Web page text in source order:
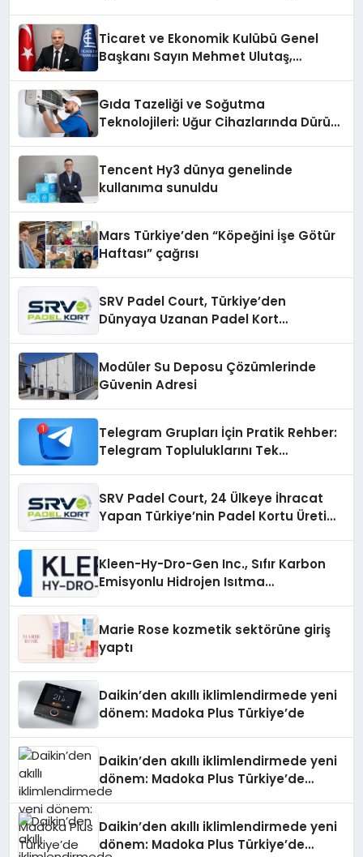
Ticaret ve Ekonomik Kulübü Genel
Başkanı Sayın Mehmet Ulutaş,
Gıda Tazeliği ve Soğutma
Teknolojileri: Uğur Cihazlarında Dürüst
Tencent Hy3 dünya genelinde
kullanıma sunuldu
Mars Türkiye’den “Köpeğini İşe Götür
Haftası” çağrısı
SRV Padel Court, Türkiye’den
Dünyaya Uzanan Padel Kort
Modüler Su Deposu Çözümlerinde
Güvenin Adresi
Telegram Grupları İçin Pratik Rehber:
Telegram Topluluklarını Tek
SRV Padel Court, 24 Ülkeye İhracat
Yapan Türkiye’nin Padel Kortu Üretim
Kleen-Hy-Dro-Gen Inc., Sıfır Karbon
Emisyonlu Hidrojen Isıtma
Marie Rose kozmetik sektörüne giriş
yaptı
Daikin’den akıllı iklimlendirmede yeni
dönem: Madoka Plus Türkiye’de
Daikin’den akıllı iklimlendirmede yeni
dönem: Madoka Plus Türkiye’de
Daikin’in kullanıcı dostu tasarımıyla
teknolojilerle donatılmış son modeli
VRV kontrol ünitesi Madoka Plus
Daikin’den akıllı iklimlendirmede yeni
dönem: Madoka Plus Türkiye’de